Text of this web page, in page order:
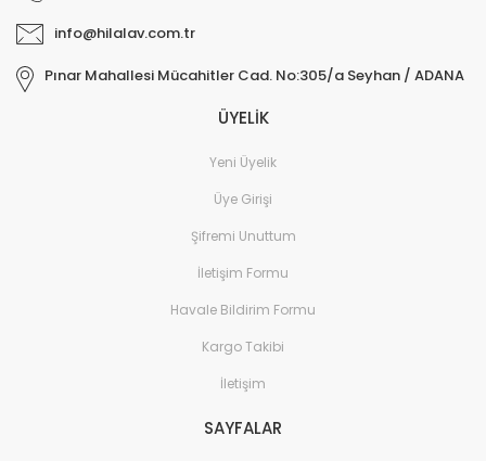
info@hilalav.com.tr
Pınar Mahallesi Mücahitler Cad. No:305/a Seyhan / ADANA
ÜYELİK
Yeni Üyelik
Üye Girişi
Şifremi Unuttum
İletişim Formu
Havale Bildirim Formu
Kargo Takibi
İletişim
SAYFALAR